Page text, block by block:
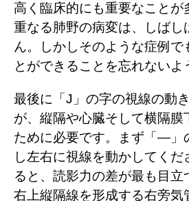
高く臨床的にも重要なこと
重なる肺野の病変は、しば
ん。しかしそのような症例
とができることを忘れないよ
最後に「J」の字の視線の動
が、縦隔や心臓そして横隔
ために必要です。まず「―」
し左右に視線を動かしてく
ると、読影力の差が最も目
右上縦隔線を形成する右旁